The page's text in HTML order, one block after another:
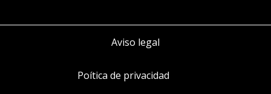
Aviso legal
Poítica de privacidad